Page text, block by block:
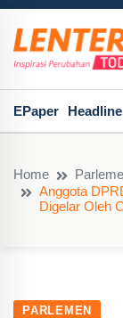
EPaper Headline
Home
Anggota
Digelar Oleh
PARLEMEN